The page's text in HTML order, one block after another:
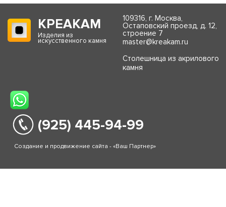
КРЕАКАМ
Изделия из
искусственного камня
109316, г. Москва,
Остаповский проезд, д. 12,
строение 7
master@kreakam.ru
Столешница из акрилового
камня
(925) 445-94-99
Создание и продвижение сайта - «Ваш Партнер»